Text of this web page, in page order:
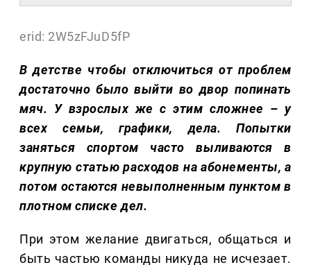
erid: 2W5zFJuD5fP
В детстве чтобы отключиться от проблем
достаточно было выйти во двор попинать
мяч. У взрослых же с этим сложнее – у
всех семьи, графики, дела. Попытки
заняться спортом часто выливаются в
крупную статью расходов на абонементы, а
потом остаются невыполненным пунктом в
плотном списке дел.
При этом желание двигаться, общаться и
быть частью команды никуда не исчезает.